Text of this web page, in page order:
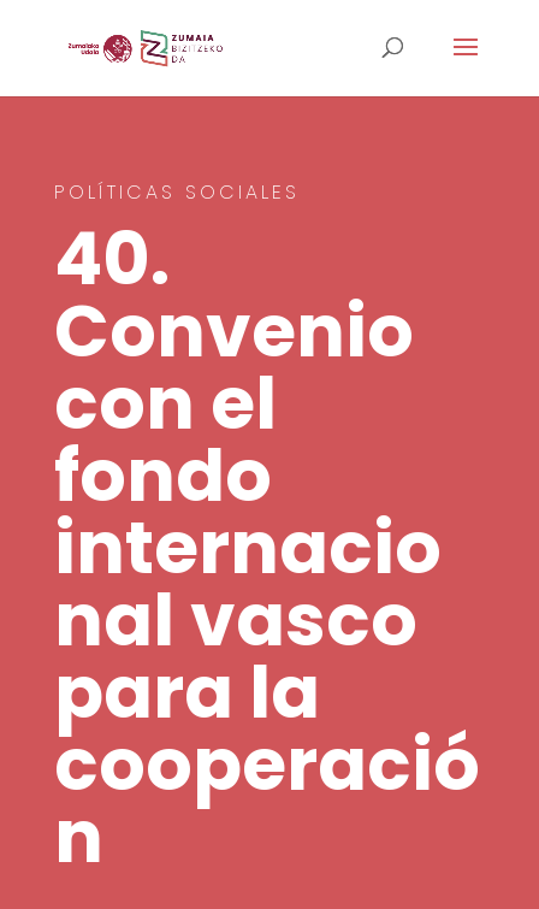
POLÍTICAS SOCIALES
40.
Convenio
con el
fondo
internacio
nal vasco
para la
cooperació
n